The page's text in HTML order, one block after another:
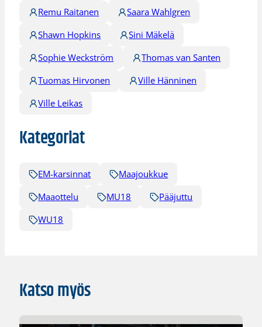
Remu Raitanen
Saara Wahlgren
Shawn Hopkins
Sini Mäkelä
Sophie Weckström
Thomas van Santen
Tuomas Hirvonen
Ville Hänninen
Ville Leikas
Kategoriat
EM-karsinnat
Maajoukkue
Maaottelu
MU18
Pääjuttu
WU18
Katso myös